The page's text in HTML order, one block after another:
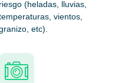
riesgo (heladas, lluvias,
vientos,
etc).